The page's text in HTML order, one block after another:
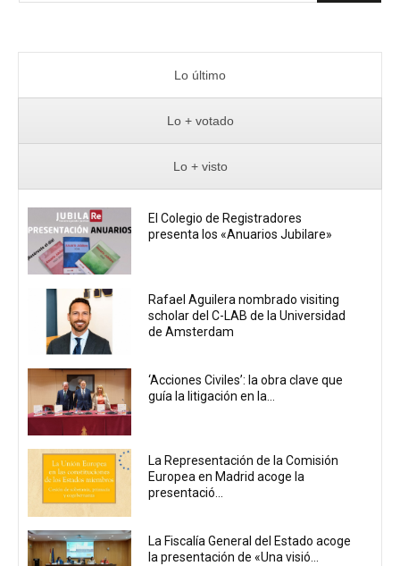
Lo último
Lo + votado
Lo + visto
El Colegio de Registradores
presenta los «Anuarios Jubilare»
Rafael Aguilera nombrado visiting
scholar del C-LAB de la Universidad
de Amsterdam
‘Acciones Civiles’: la obra clave que
guía la litigación en la...
La Representación de la Comisión
Europea en Madrid acoge la
presentació...
La Fiscalía General del Estado acoge
la presentación de «Una visió...